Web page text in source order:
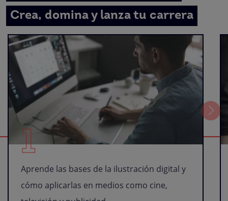
Crea, domina y lanza tu carrera
1
Aprende las bases de la ilustración digital y
cómo aplicarlas en medios como cine,